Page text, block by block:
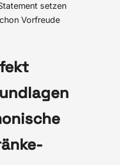
setzen
Vorfreude